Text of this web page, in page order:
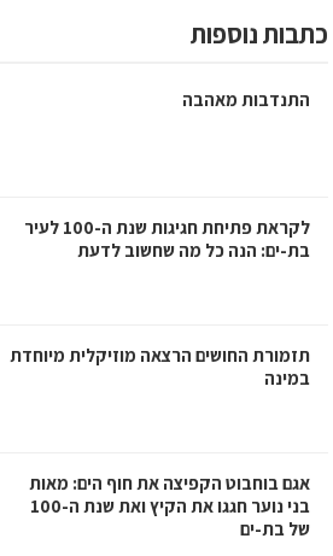
כתבות נוספות
התנדבות מאהבה
לקראת פתיחת חגיגות שנת ה-100 לעיר
בת-ים: הנה כל מה שחשוב לדעת
תזמורת החושים הרצאה מוזיקלית מיוחדת
במינה
אגם בוחבוט הקפיצה את חוף הים: מאות
בני נוער חגגו את הקיץ ואת שנת ה-100
של בת-ים